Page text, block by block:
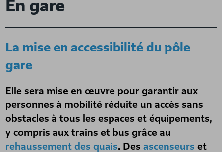
En gare
La mise en accessibilité du pôle
gare
Elle sera mise en œuvre pour garantir aux
personnes à mobilité réduite un accès sans
obstacles à tous les espaces et équipements,
y compris aux trains et bus grâce au
rehaussement des quais. Desascenseurs et